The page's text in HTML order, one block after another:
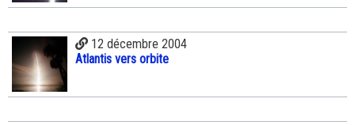
12 décembre 2004
Atlantis vers orbite